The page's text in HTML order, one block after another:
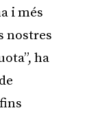
i més
nostres
ha